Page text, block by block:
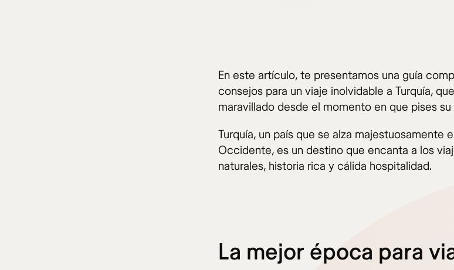
En este artículo, te presentamos una guía
consejos para un viaje inolvidable a Turquía,
maravillado desde el momento en que pises su
Turquía, un país que se alza majestuosamente
Occidente, es un destino que encanta a los
naturales, historia rica y cálida hospitalidad.
La mejor época para